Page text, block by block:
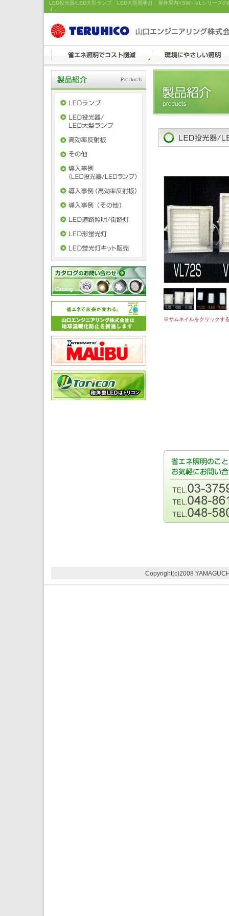
LED投光器/LED大型ランプ LED大型照明灯 屋外屋内YSW－VLシリーズの
す。
※サムネイルをクリックす
Copyright(c)2008